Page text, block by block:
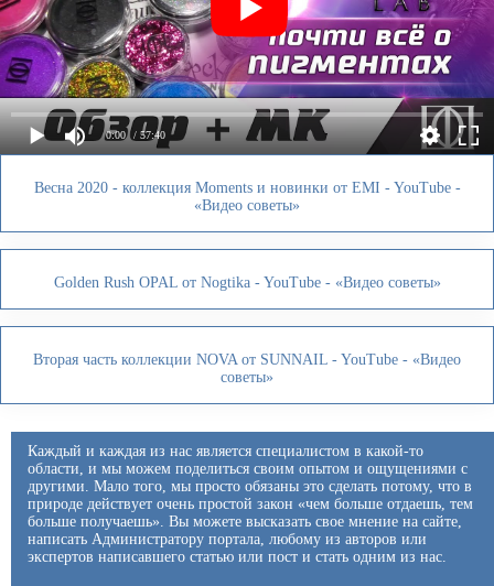
0:00 / 57:40
Весна 2020 - коллекция Moments и новинки от EMI - YouTube -
«Видео советы»
Golden Rush OPAL от Nogtika - YouTube - «Видео советы»
Вторая часть коллекции NOVA от SUNNAIL - YouTube - «Видео
советы»
Каждый и каждая из нас является специалистом в какой-то
области, и мы можем поделиться своим опытом и ощущениями с
другими. Мало того, мы просто обязаны это сделать потому, что в
природе действует очень простой закон «чем больше отдаешь, тем
больше получаешь». Вы можете высказать свое мнение на сайте,
написать Администратору портала, любому из авторов или
экспертов написавшего статью или пост и стать одним из нас.